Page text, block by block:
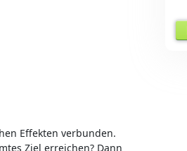
Effekten verbunden.
Ziel erreichen? Dann